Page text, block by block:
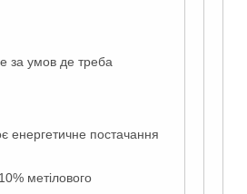
за умов де треба
енергетичне постачання
метілового